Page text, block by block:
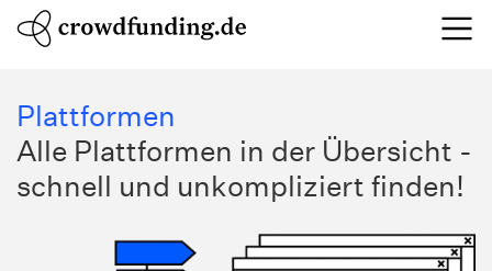
Plattformen
Alle Plattformen in der Übersicht -
schnell und unkompliziert finden!